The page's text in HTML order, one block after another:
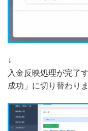
↓
入金反映処理が完了
成功」に切り替わり